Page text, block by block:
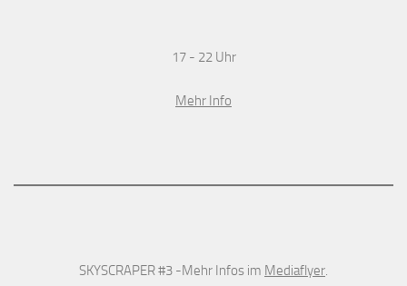
17 - 22 Uhr
Mehr Info
SKYSCRAPER #3 -Mehr Infos im Mediaflyer.